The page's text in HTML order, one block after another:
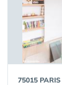
75015